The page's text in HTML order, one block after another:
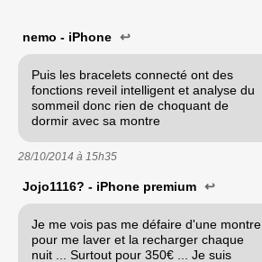
nemo - iPhone ↩
Puis les bracelets connecté ont des
fonctions reveil intelligent et analyse du
sommeil donc rien de choquant de
dormir avec sa montre
28/10/2014 à 15h35
Jojo1116? - iPhone premium ↩
Je me vois pas me défaire d'une montre
pour me laver et la recharger chaque
nuit ... Surtout pour 350€ ... Je suis